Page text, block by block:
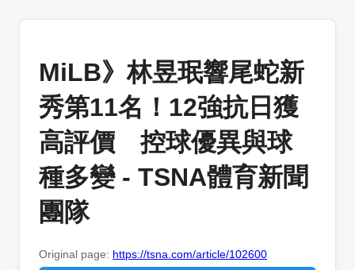
MiLB》林昱珉響尾蛇新
秀第11名！12強抗日獲
高評價 控球優異與球
種多變 - TSNA體育新聞
團隊
Original page: https://tsna.com/article/102600